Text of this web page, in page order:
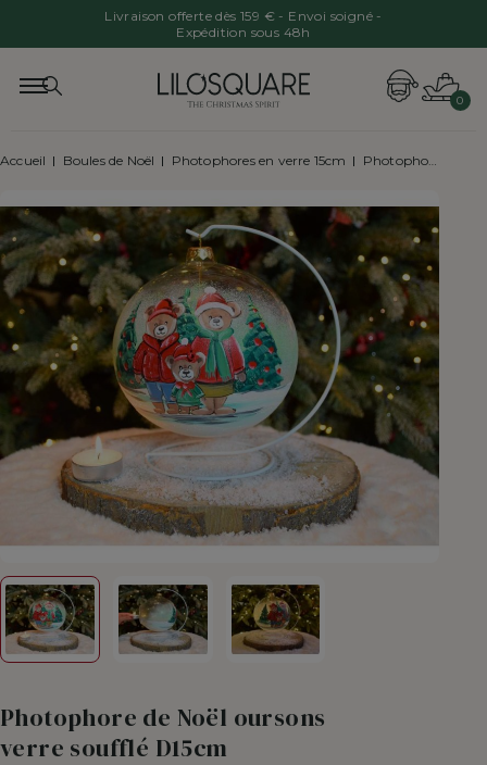
Livraison offerte dès 159 € - Envoi soigné -
Expédition sous 48h
0
Accueil Boules de Noël Photophores en verre 15cm Photophore de Noël oursons verre soufflé D15cm
Photophore de Noël oursons
verre soufflé D15cm